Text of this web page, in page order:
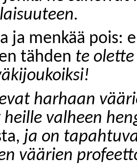
ja menkää pois:
tähden te
harhaan
valheen
ja on
väärien